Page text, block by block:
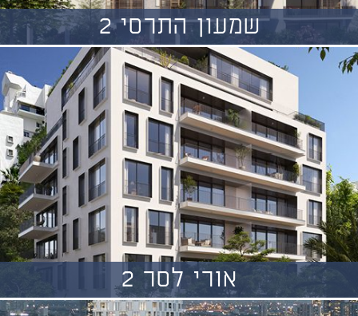
שמעון התרסי 2
אורי לסר 2